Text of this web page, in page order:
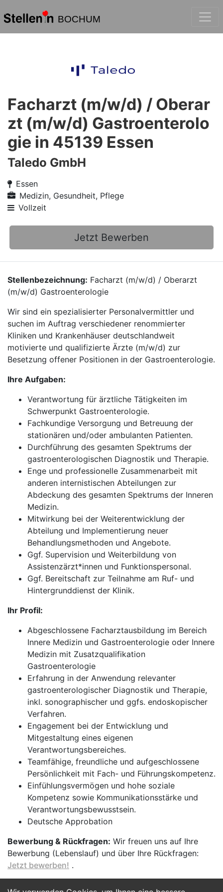
BOCHUM
Facharzt (m/w/d) / Oberar
zt (m/w/d) Gastroenterolo
gie in 45139 Essen
Taledo GmbH
Essen
Medizin, Gesundheit, Pflege
Vollzeit
Jetzt Bewerben
Stellenbezeichnung: Facharzt (m/w/d) / Oberarzt
(m/w/d) Gastroenterologie
Wir sind ein spezialisierter Personalvermittler und
suchen im Auftrag verschiedener renommierter
Kliniken und Krankenhäuser deutschlandweit
motivierte und qualifizierte Ärzte (m/w/d) zur
Besetzung offener Positionen in der Gastroenterologie.
Ihre Aufgaben:
Verantwortung für ärztliche Tätigkeiten im
Schwerpunkt Gastroenterologie.
Fachkundige Versorgung und Betreuung der
stationären und/oder ambulanten Patienten.
Durchführung des gesamten Spektrums der
gastroenterologischen Diagnostik und Therapie.
Enge und professionelle Zusammenarbeit mit
anderen internistischen Abteilungen zur
Abdeckung des gesamten Spektrums der Inneren
Medizin.
Mitwirkung bei der Weiterentwicklung der
Abteilung und Implementierung neuer
Behandlungsmethoden und Angebote.
Ggf. Supervision und Weiterbildung von
Assistenzärzt*innen und Funktionspersonal.
Ggf. Bereitschaft zur Teilnahme am Ruf- und
Hintergrunddienst der Klinik.
Ihr Profil:
Abgeschlossene Facharztausbildung im Bereich
Innere Medizin und Gastroenterologie oder Innere
Medizin mit Zusatzqualifikation
Gastroenterologie
Erfahrung in der Anwendung relevanter
gastroenterologischer Diagnostik und Therapie,
inkl. sonographischer und ggfs. endoskopischer
Verfahren.
Engagement bei der Entwicklung und
Mitgestaltung eines eigenen
Verantwortungsbereiches.
Teamfähige, freundliche und aufgeschlossene
Persönlichkeit mit Fach- und Führungskompetenz.
Einfühlungsvermögen und hohe soziale
Kompetenz sowie Kommunikationsstärke und
Verantwortungsbewusstsein.
Deutsche Approbation
Bewerbung & Rückfragen: Wir freuen uns auf Ihre
Bewerbung (Lebenslauf) und über Ihre Rückfragen:
Jetzt bewerben! .